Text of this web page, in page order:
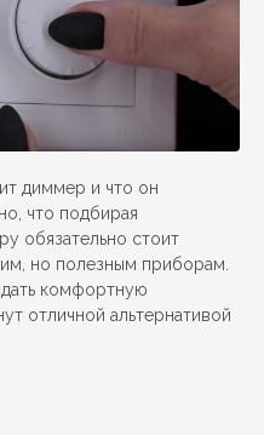
диммер и что он
что подбирая
обязательно стоит
но полезным приборам.
комфортную
отличной альтернативой